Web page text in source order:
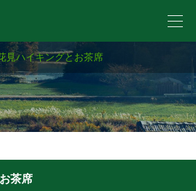
見ハイキングとお茶席
茶席